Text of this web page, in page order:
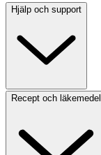
Hjälp och support
Recept och läkemedel